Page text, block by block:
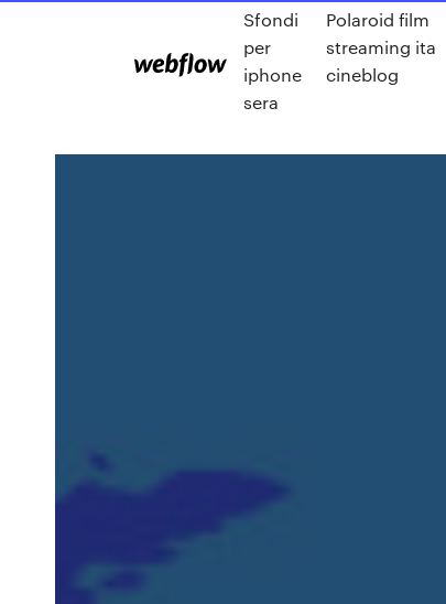
Sfondi
per
iphone
sera
Polaroid film
streaming ita
cineblog